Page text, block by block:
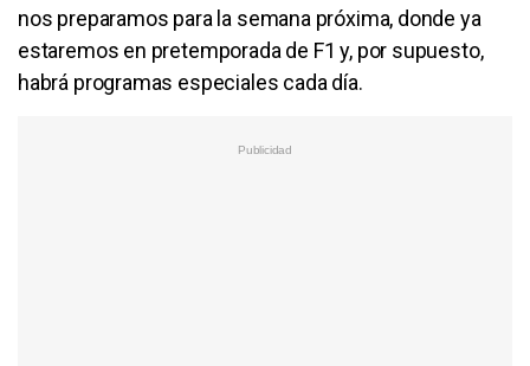
nos preparamos para la semana próxima, donde ya
estaremos en pretemporada de F1 y, por supuesto,
habrá programas especiales cada día.